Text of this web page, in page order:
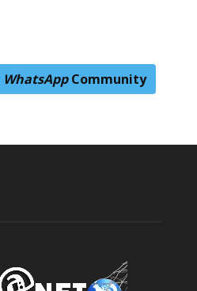
WhatsAppCommunity